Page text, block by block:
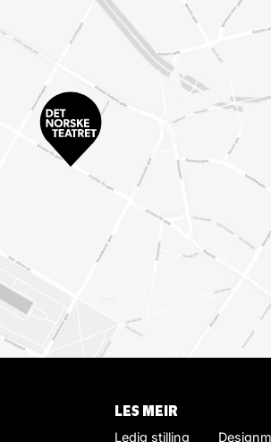
LES MEIR
Ledig stilling